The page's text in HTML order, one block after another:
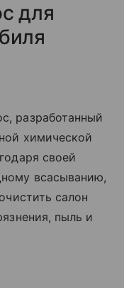
для
разработанный
химической
своей
всасыванию,
салон
пыль и